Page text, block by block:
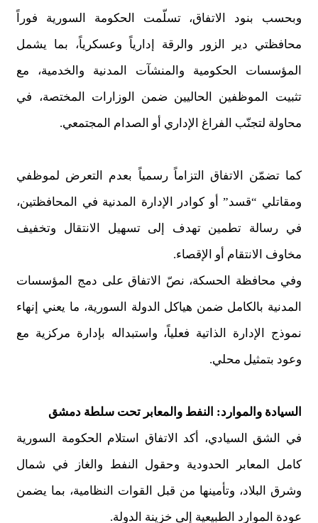
وبحسب بنود الاتفاق، تسلّمت الحكومة السورية فوراً
محافظتي دير الزور والرقة إدارياً وعسكرياً، بما يشمل
المؤسسات الحكومية والمنشآت المدنية والخدمية، مع
تثبيت الموظفين الحاليين ضمن الوزارات المختصة، في
محاولة لتجنّب الفراغ الإداري أو الصدام المجتمعي.
كما تضمّن الاتفاق التزاماً رسمياً بعدم التعرض لموظفي
ومقاتلي “قسد” أو كوادر الإدارة المدنية في المحافظتين،
في رسالة تطمين تهدف إلى تسهيل الانتقال وتخفيف
مخاوف الانتقام أو الإقصاء.
وفي محافظة الحسكة، نصّ الاتفاق على دمج المؤسسات
المدنية بالكامل ضمن هياكل الدولة السورية، ما يعني إنهاء
نموذج الإدارة الذاتية فعلياً، واستبداله بإدارة مركزية مع
وعود بتمثيل محلي.
السيادة والموارد: النفط والمعابر تحت سلطة دمشق
في الشق السيادي، أكد الاتفاق استلام الحكومة السورية
كامل المعابر الحدودية وحقول النفط والغاز في شمال
وشرق البلاد، وتأمينها من قبل القوات النظامية، بما يضمن
عودة الموارد الطبيعية إلى خزينة الدولة.